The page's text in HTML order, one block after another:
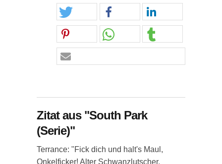
Zitat aus "South Park
(Serie)"
Terrance: "Fick dich und halt's Maul,
Onkelficker! Alter Schwanzlutscher,